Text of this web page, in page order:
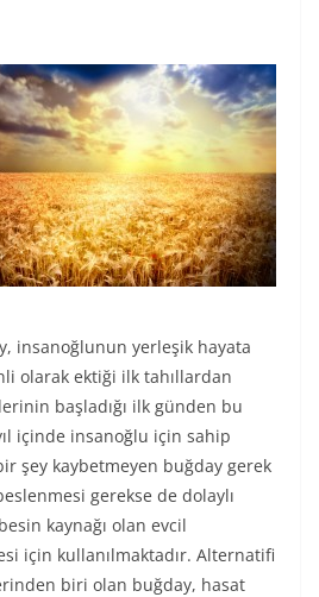
insanoğlunun yerleşik hayata
olarak ektiği ilk tahıllardan
başladığı ilk günden bu
içinde insanoğlu için sahip
şey kaybetmeyen buğday gerek
gerekse de dolaylı
kaynağı olan evcil
için kullanılmaktadır. Alternatifi
biri olan buğday, hasat